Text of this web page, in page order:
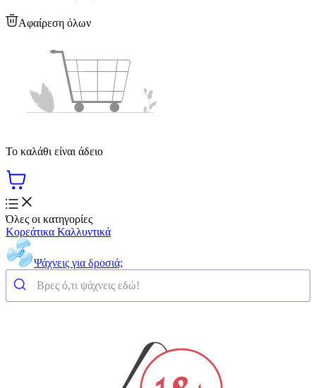
Αφαίρεση όλων
Το καλάθι είναι άδειο
Όλες οι κατηγορίες
Κορεάτικα Καλλυντικά
Ψάχνεις για δροσιά;